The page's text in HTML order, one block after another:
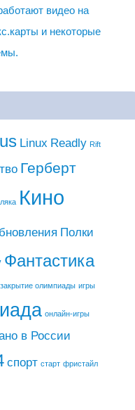
видео на
и некоторые
Linux Readly Rift
Герберт
Кино
Полки
Фантастика
закрытие олимпиады игры
онлайн-игры
в России
спорт старт фристайл